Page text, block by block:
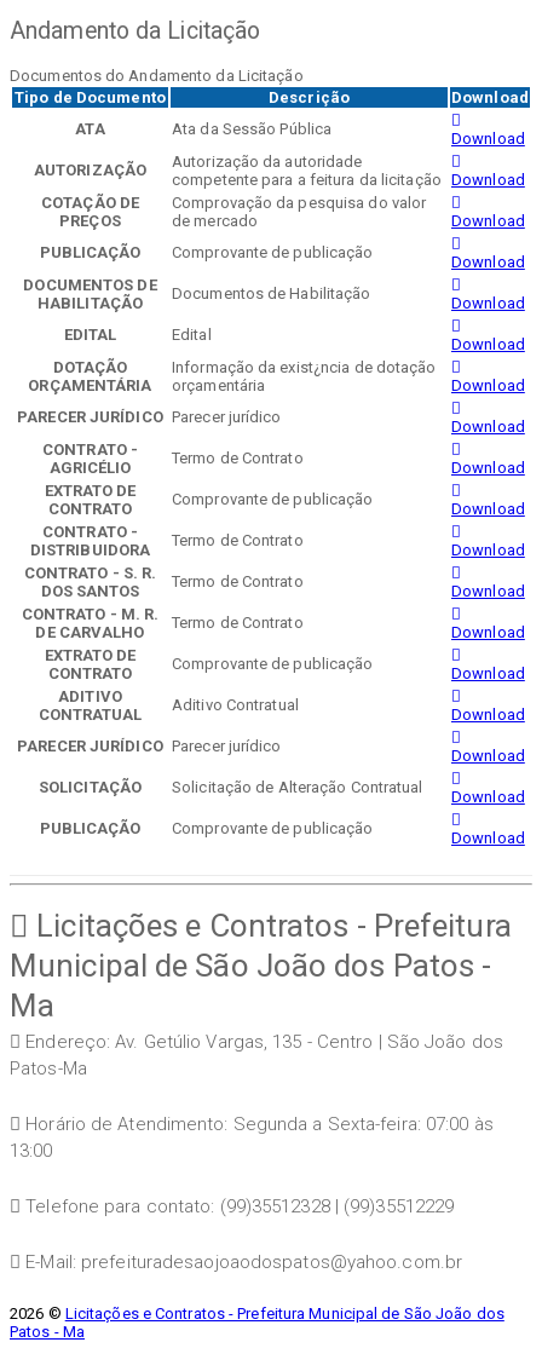
Andamento da Licitação
Documentos do Andamento da Licitação
Tipo de Documento
Descrição
Download
ATA
Ata da Sessão Pública
Download
AUTORIZAÇÃO
Autorização da autoridade
competente para a feitura da licitação Download
COTAÇÃO DE
PREÇOS
Comprovação da pesquisa do valor
de mercado
Download
PUBLICAÇÃO
Comprovante de publicação
Download
DOCUMENTOS DE
HABILITAÇÃO
Documentos de Habilitação
Download
EDITAL
Edital
Download
DOTAÇÃO
ORÇAMENTÁRIA
Informação da exist¿ncia de dotação
orçamentária
Download
PARECER JURÍDICO Parecer jurídico
Download
CONTRATO -
AGRICÉLIO
Termo de Contrato
Download
EXTRATO DE
CONTRATO
Comprovante de publicação
Download
CONTRATO -
DISTRIBUIDORA
Termo de Contrato
Download
CONTRATO - S. R.
DOS SANTOS
Termo de Contrato
Download
CONTRATO - M. R.
DE CARVALHO
Termo de Contrato
Download
EXTRATO DE
CONTRATO
Comprovante de publicação
Download
ADITIVO
CONTRATUAL
Aditivo Contratual
Download
PARECER JURÍDICO Parecer jurídico
Download
SOLICITAÇÃO
Solicitação de Alteração Contratual
Download
PUBLICAÇÃO
Comprovante de publicação
Download
Licitações e Contratos - Prefeitura
Municipal de São João dos Patos -
Ma
Endereço: Av. Getúlio Vargas, 135 - Centro | São João dos
Patos-Ma
Horário de Atendimento: Segunda a Sexta-feira: 07:00 às
13:00
Telefone para contato: (99)35512328 | (99)35512229
E-Mail: prefeituradesaojoaodospatos@yahoo.com.br
2026 © Licitações e Contratos - Prefeitura Municipal de São João dos
Patos - Ma